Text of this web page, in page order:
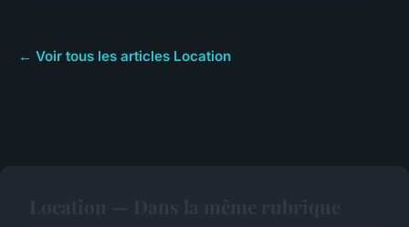
← Voir tous les articles Location